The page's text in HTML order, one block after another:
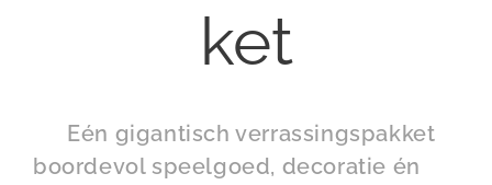
ket
🎁 Eén gigantisch verrassingspakket
boordevol speelgoed, decoratie én